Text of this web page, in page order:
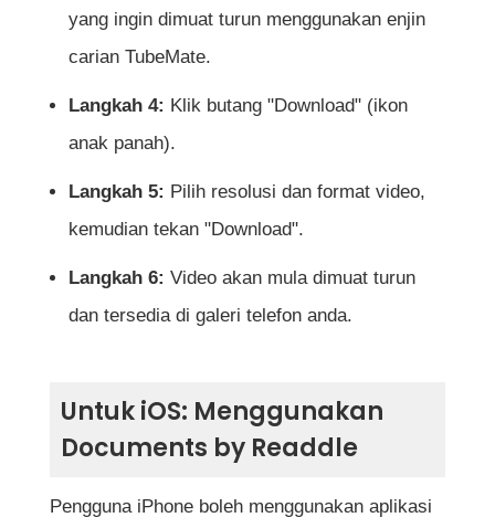
yang ingin dimuat turun menggunakan enjin
carian TubeMate.
Langkah 4: Klik butang "Download" (ikon
anak panah).
Langkah 5: Pilih resolusi dan format video,
kemudian tekan "Download".
Langkah 6: Video akan mula dimuat turun
dan tersedia di galeri telefon anda.
Untuk iOS: Menggunakan
Documents by Readdle
Pengguna iPhone boleh menggunakan aplikasi